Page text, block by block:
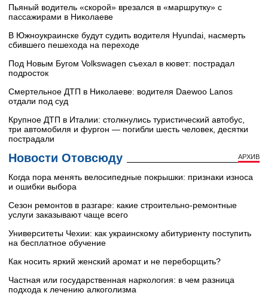
Пьяный водитель «скорой» врезался в «маршрутку» с
пассажирами в Николаеве
В Южноукраинске будут судить водителя Hyundai, насмерть
сбившего пешехода на переходе
Под Новым Бугом Volkswagen съехал в кювет: пострадал
подросток
Смертельное ДТП в Николаеве: водителя Daewoo Lanos
отдали под суд
Крупное ДТП в Италии: столкнулись туристический автобус,
три автомобиля и фургон — погибли шесть человек, десятки
пострадали
Новости Отовсюду АРХИВ
Когда пора менять велосипедные покрышки: признаки износа
и ошибки выбора
Сезон ремонтов в разгаре: какие строительно-ремонтные
услуги заказывают чаще всего
Университеты Чехии: как украинскому абитуриенту поступить
на бесплатное обучение
Как носить яркий женский аромат и не переборщить?
Частная или государственная наркология: в чем разница
подхода к лечению алкоголизма